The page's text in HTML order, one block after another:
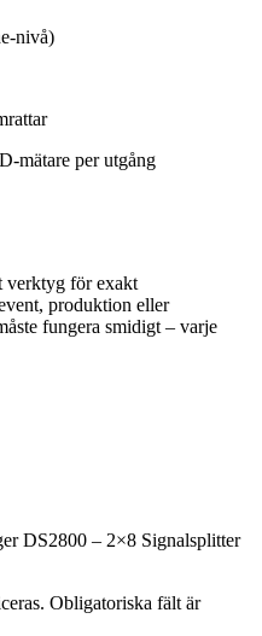
nivå)
mätare per utgång
verktyg för exakt
produktion eller
fungera smidigt – varje
DS2800 – 2×8 Signalsplitter
Obligatoriska fält är